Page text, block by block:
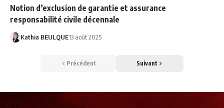
Notion d’exclusion de garantie et assurance
responsabilité civile décennale
Kathia BEULQUE13 août 2025
Précédent Suivant